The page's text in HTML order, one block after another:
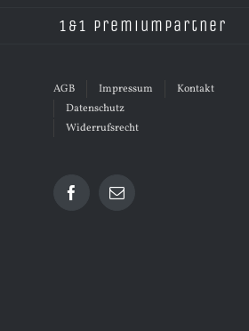
1&1 Premiumpartner
AGB Impressum
Kontakt
Datenschutz
Widerrufsrecht
Facebook
E-